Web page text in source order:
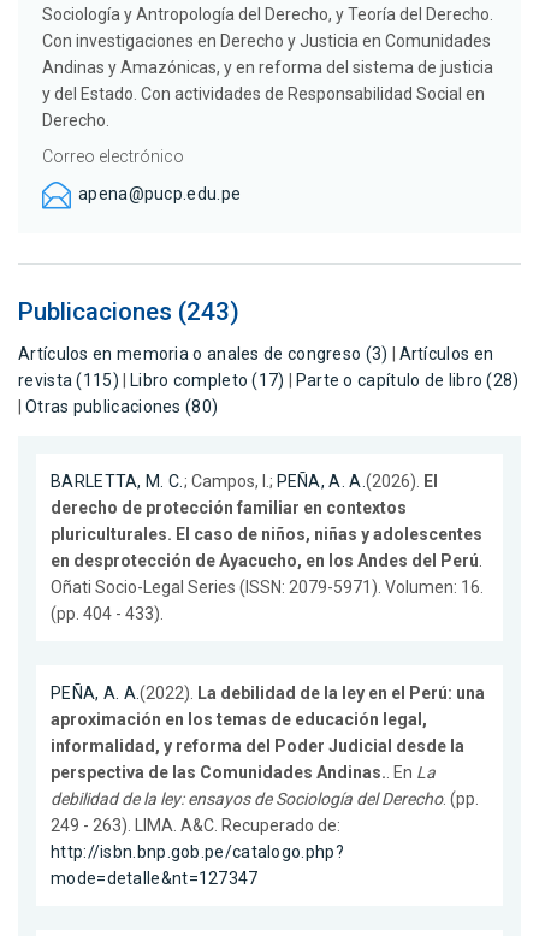
Sociología y Antropología del Derecho, y Teoría del Derecho.
Con investigaciones en Derecho y Justicia en Comunidades
Andinas y Amazónicas, y en reforma del sistema de justicia
y del Estado. Con actividades de Responsabilidad Social en
Derecho.
Correo electrónico
apena@pucp.edu.pe
Publicaciones (243)
Artículos en memoria o anales de congreso (3)
Artículos en
revista (115)
Libro completo (17)
Parte o capítulo de libro (28)
Otras publicaciones (80)
BARLETTA, M. C. ; Campos, I.; PEÑA, A. A. (2026).
El
derecho de protección familiar en contextos
pluriculturales. El caso de niños, niñas y adolescentes
en desprotección de Ayacucho, en los Andes del Perú
Oñati Socio-Legal Series (ISSN: 2079-5971). Volumen: 16.
(pp. 404 - 433).
PEÑA, A. A.(2022).
La debilidad de la ley en el Perú: una
aproximación en los temas de educación legal,
informalidad, y reforma del Poder Judicial desde la
perspectiva de las Comunidades Andinas. . En La
debilidad de la ley: ensayos de Sociología del Derecho. (pp.
249 - 263). LIMA. A&C. Recuperado de:
http://isbn.bnp.gob.pe/catalogo.php?
mode=detalle&nt=127347